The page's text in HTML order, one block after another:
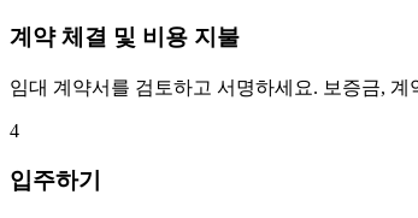
계약 체결 및 비용 지불
임대 계약서를 검토하고 서명하세요. 보증금,
4
입주하기